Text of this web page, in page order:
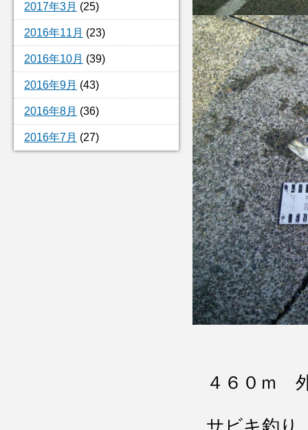
2017年3月 (25)
2016年11月 (23)
2016年10月 (39)
2016年9月 (43)
2016年8月 (36)
2016年7月 (27)
４６０ｍ
サビキ釣り